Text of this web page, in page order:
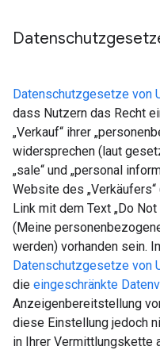
Datenschutzgesetze von
dass Nutzern das Recht
„Verkauf“ ihrer
widersprechen (laut
„sale“ und „personal
Website des
Link mit dem Text „Do
(Meine
werden) vorhanden sein.
Datenschutzgesetze von
die eingeschränkte
Anzeigenbereitstellung
diese Einstellung jedoch
in Ihrer Vermittlungskette